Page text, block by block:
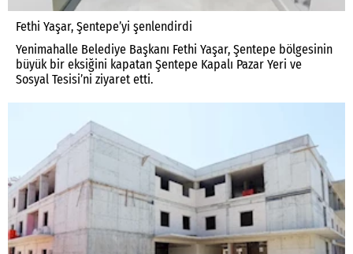
Fethi Yaşar, Şentepe’yi şenlendirdi
Yenimahalle Belediye Başkanı Fethi Yaşar, Şentepe bölgesinin
büyük bir eksiğini kapatan Şentepe Kapalı Pazar Yeri ve
Sosyal Tesisi’ni ziyaret etti.